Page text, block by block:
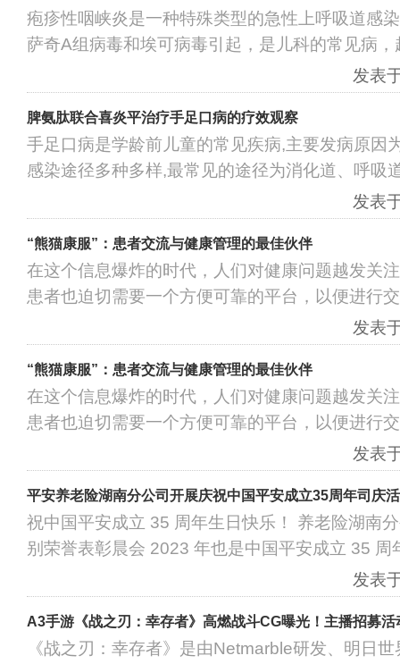
疱疹性咽峡炎是一种特殊类型的急性上呼吸道感
萨奇A组病毒和埃可病毒引起，是儿科的常见病，
发表
脾氨肽联合喜炎平治疗手足口病的疗效观察
手足口病是学龄前儿童的常见疾病,主要发病原因
感染途径多种多样,最常见的途径为消化道、呼吸
发表
“熊猫康服”：患者交流与健康管理的最佳伙伴
在这个信息爆炸的时代，人们对健康问题越发关
患者也迫切需要一个方便可靠的平台，以便进行
发表
“熊猫康服”：患者交流与健康管理的最佳伙伴
在这个信息爆炸的时代，人们对健康问题越发关
患者也迫切需要一个方便可靠的平台，以便进行
发表
平安养老险湖南分公司开展庆祝中国平安成立35周年司庆
祝中国平安成立 35 周年生日快乐！ 养老险湖南
别荣誉表彰晨会 2023 年也是中国平安成立 35 周
发表
A3手游《战之刃：幸存者》高燃战斗CG曝光！主播招募活
《战之刃：幸存者》是由Netmarble研发、明日